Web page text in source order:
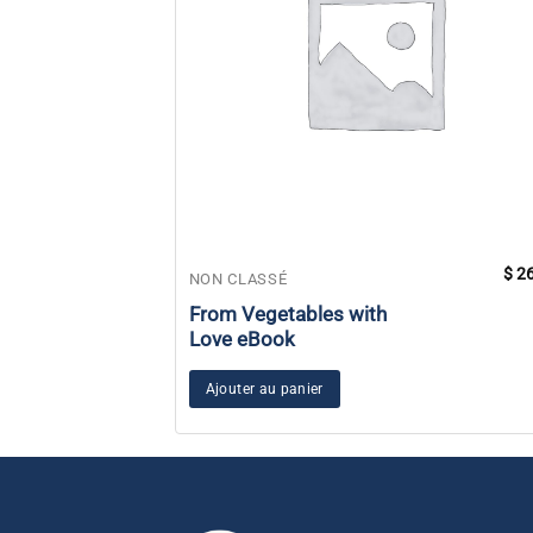
NON CLASSÉ
From Vegetables with
Love eBook
$
Ajouter au panier